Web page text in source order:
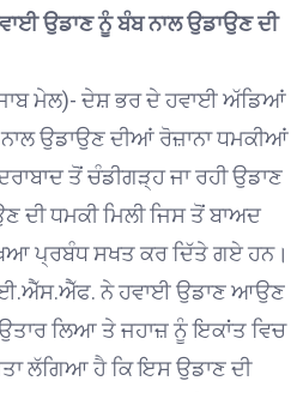
ਉਡਾਣ ਨੂੰ ਬੰਬ ਨਾਲ ਉਡਾਉਣ ਦੀ
ਮੇਲ)- ਦੇਸ਼ ਭਰ ਦੇ ਹਵਾਈ ਅੱਡਿਆਂ
ਉਡਾਉਣ ਦੀਆਂ ਰੋਜ਼ਾਨਾ ਧਮਕੀਆਂ
ਤੋਂ ਚੰਡੀਗੜ੍ਹ ਜਾ ਰਹੀ ਉਡਾਣ
ਦੀ ਧਮਕੀ ਮਿਲੀ ਜਿਸ ਤੋਂ ਬਾਅਦ
ਪ੍ਰਬੰਧ ਸਖਤ ਕਰ ਦਿੱਤੇ ਗਏ ਹਨ।
ਨੇ ਹਵਾਈ ਉਡਾਣ ਆਉਣ
ਲਿਆ ਤੇ ਜਹਾਜ਼ ਨੂੰ ਇਕਾਂਤ ਵਿਚ
ਲੱਗਿਆ ਹੈ ਕਿ ਇਸ ਉਡਾਣ ਦੀ